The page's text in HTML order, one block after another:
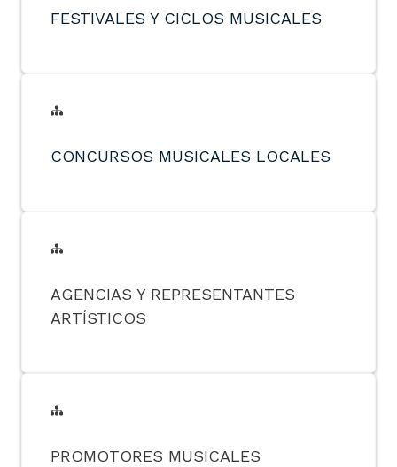
FESTIVALES Y CICLOS MUSICALES
CONCURSOS MUSICALES LOCALES
AGENCIAS Y REPRESENTANTES
ARTÍSTICOS
PROMOTORES MUSICALES